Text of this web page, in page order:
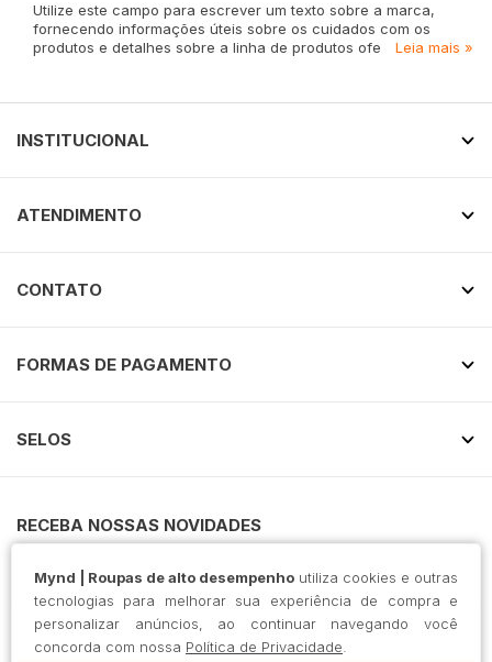
Mynd | Roupas de alto desempenho utiliza cookies e outras
tecnologias para melhorar sua experiência de compra e
personalizar anúncios, ao continuar navegando você
concorda com nossa Política de Privacidade
Utilize este campo para escrever um texto sobre a marca,
fornecendo informações úteis sobre os cuidados com os
produtos e detalhes sobre a linha de produtos oferecida. É
por isso, certifique-se de incluir palavras-chave relevantes e
abordar temas que possam ser de interesse do seu público-
Leia mais »
INSTITUCIONAL
ATENDIMENTO
CONTATO
FORMAS DE PAGAMENTO
SELOS
RECEBA NOSSAS NOVIDADES